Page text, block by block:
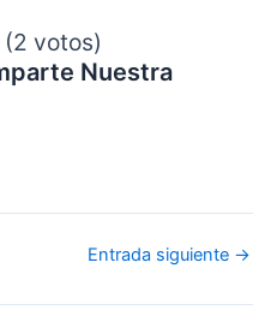
votos)
Nuestra
Entrada siguiente →